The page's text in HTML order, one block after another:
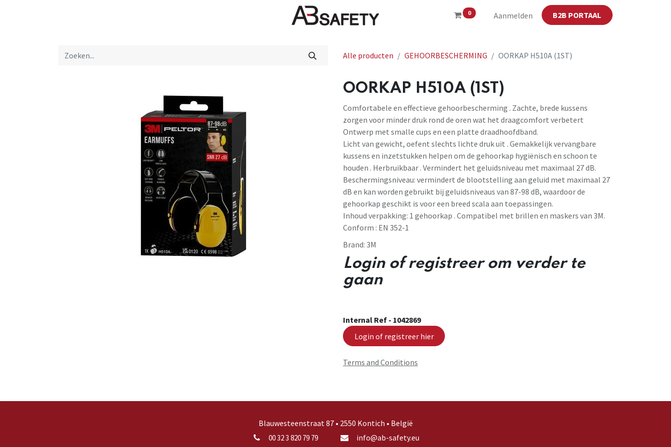
0 Aanmelden B2B PORTAAL
Winkel CE
Alle producten GEHOORBESCHERMING OORKAP H510A (1ST)
OORKAP H510A (1ST)
Comfortabele en effectieve gehoorbescherming . Zachte, brede kussens
zorgen voor minder druk rond de oren wat het draagcomfort verbetert
Ontwerp met smalle cups en een platte draadhoofdband.
Licht van gewicht, oefent slechts lichte druk uit . Gemakkelijk vervangbare
kussens en inzetstukken helpen om de gehoorkap hygiënisch en schoon te
houden . Herbruikbaar . Vermindert het geluidsniveau met maximaal 27 dB.
Beschermingsniveau: vermindert de blootstelling aan geluid met maximaal 27
dB en kan worden gebruikt bij geluidsniveaus van 87-98 dB, waardoor de
gehoorkap geschikt is voor een breed scala aan toepassingen.
Inhoud verpakking: 1 gehoorkap . Compatibel met brillen en maskers van 3M.
Conform : EN 352-1
Brand: 3M
Login of registreer om verder te
gaan
Internal Ref - 1042869
Login of registreer hier
Terms and Conditions
Blauwesteenstraat 87 • 2550 Kontich • België
00 32 3 820 79 79 info@ab-safety.eu